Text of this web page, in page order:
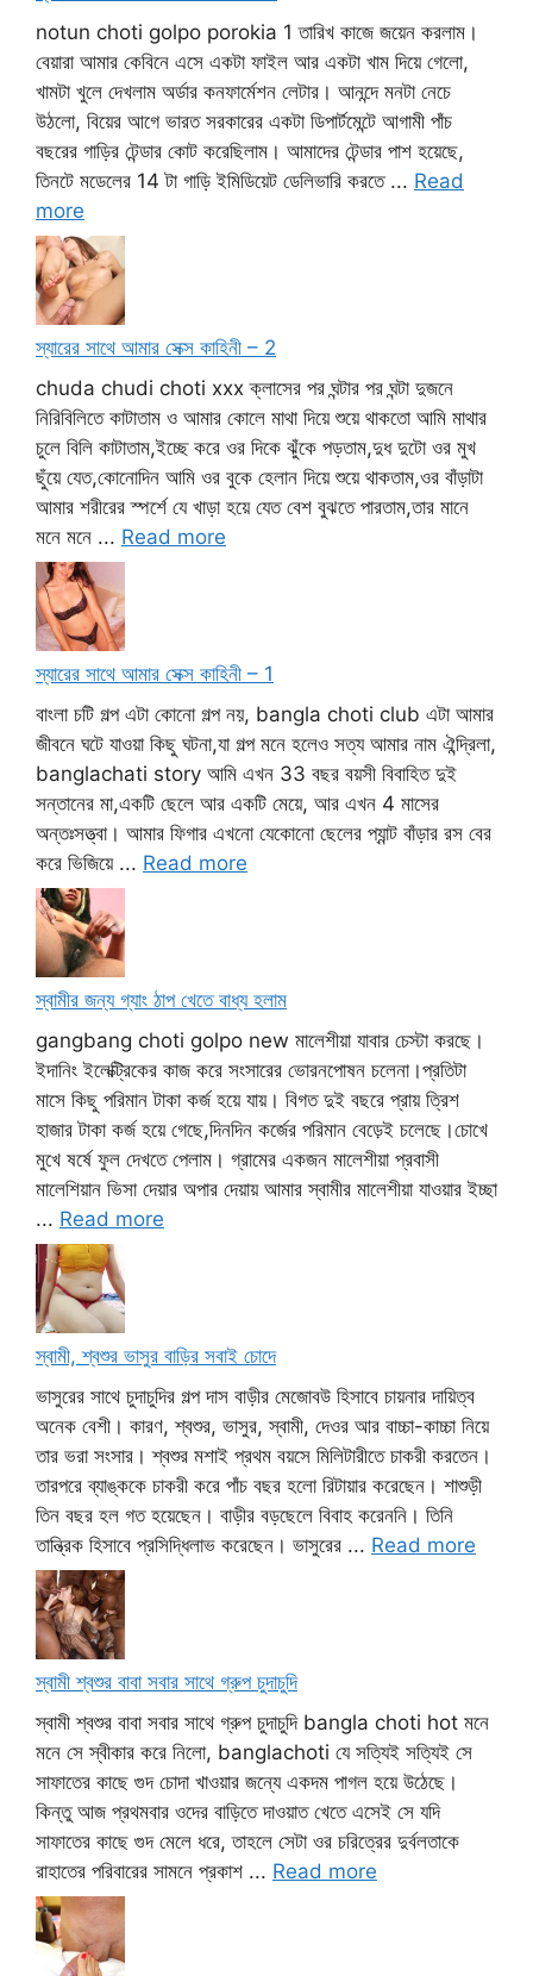
notun choti golpo porokia 1 তারিখ কাজে জয়েন করলাম।
বেয়ারা আমার কেবিনে এসে একটা ফাইল আর একটা খাম দিয়ে গেলো,
খামটা খুলে দেখলাম অর্ডার কনফার্মেশন লেটার। আনন্দে মনটা নেচে
উঠলো, বিয়ের আগে ভারত সরকারের একটা ডিপার্টমেন্টে আগামী পাঁচ
বছরের গাড়ির টেন্ডার কোট করেছিলাম। আমাদের টেন্ডার পাশ হয়েছে,
তিনটে মডেলের 14 টা গাড়ি ইমিডিয়েট ডেলিভারি করতে ... Read
more
স্যারের সাথে আমার সেক্স কাহিনী – 2
chuda chudi choti xxx ক্লাসের পর ঘন্টার পর ঘন্টা দুজনে
নিরিবিলিতে কাটাতাম ও আমার কোলে মাথা দিয়ে শুয়ে থাকতো আমি মাথার
চুলে বিলি কাটাতাম,ইচ্ছে করে ওর দিকে ঝুঁকে পড়তাম,দুধ দুটো ওর মুখ
ছুঁয়ে যেত,কোনোদিন আমি ওর বুকে হেলান দিয়ে শুয়ে থাকতাম,ওর বাঁড়াটা
আমার শরীরের স্পর্শে যে খাড়া হয়ে যেত বেশ বুঝতে পারতাম,তার মানে
মনে মনে ... Read more
স্যারের সাথে আমার সেক্স কাহিনী – 1
বাংলা চটি গল্প এটা কোনো গল্প নয়, bangla choti club এটা আমার
জীবনে ঘটে যাওয়া কিছু ঘটনা,যা গল্প মনে হলেও সত্য আমার নাম ঐন্দ্রিলা,
banglachati story আমি এখন 33 বছর বয়সী বিবাহিত দুই
সন্তানের মা,একটি ছেলে আর একটি মেয়ে, আর এখন 4 মাসের
অন্তঃসত্ত্বা। আমার ফিগার এখনো যেকোনো ছেলের প্যান্ট বাঁড়ার রস বের
করে ভিজিয়ে ... Read more
স্বামীর জন্য গ্যাং ঠাপ খেতে বাধ্য হলাম
gangbang choti golpo new মালেশীয়া যাবার চেস্টা করছে।
ইদানিং ইলেক্ট্রিকের কাজ করে সংসারের ভোরনপোষন চলেনা।প্রতিটা
মাসে কিছু পরিমান টাকা কর্জ হয়ে যায়। বিগত দুই বছরে প্রায় ত্রিশ
হাজার টাকা কর্জ হয়ে গেছে,দিনদিন কর্জের পরিমান বেড়েই চলেছে।চোখে
মুখে ষর্ষে ফুল দেখতে পেলাম। গ্রামের একজন মালেশীয়া প্রবাসী
মালেশিয়ান ভিসা দেয়ার অপার দেয়ায় আমার স্বামীর মালেশীয়া যাওয়ার ইচ্ছা
... Read more
স্বামী, শ্বশুর ভাসুর বাড়ির সবাই চোদে
ভাসুরের সাথে চুদাচুদির গল্প দাস বাড়ীর মেজোবউ হিসাবে চায়নার দায়িত্ব
অনেক বেশী। কারণ, শ্বশুর, ভাসুর, স্বামী, দেওর আর বাচ্চা-কাচ্চা নিয়ে
তার ভরা সংসার। শ্বশুর মশাই প্রথম বয়সে মিলিটারীতে চাকরী করতেন।
তারপরে ব্যাঙ্ককে চাকরী করে পাঁচ বছর হলো রিটায়ার করেছেন। শাশুড়ী
তিন বছর হল গত হয়েছেন। বাড়ীর বড়ছেলে বিবাহ করেননি। তিনি
তান্ত্রিক হিসাবে প্রসিদ্ধিলাভ করেছেন। ভাসুরের ... Read more
স্বামী শ্বশুর বাবা সবার সাথে গ্রুপ চুদাচুদি
স্বামী শ্বশুর বাবা সবার সাথে গ্রুপ চুদাচুদি bangla choti hot মনে
মনে সে স্বীকার করে নিলো, banglachoti যে সত্যিই সত্যিই সে
সাফাতের কাছে গুদ চোদা খাওয়ার জন্যে একদম পাগল হয়ে উঠেছে।
কিন্তু আজ প্রথমবার ওদের বাড়িতে দাওয়াত খেতে এসেই সে যদি
সাফাতের কাছে গুদ মেলে ধরে, তাহলে সেটা ওর চরিত্রের দুর্বলতাকে
রাহাতের পরিবারের সামনে প্রকাশ ... Read more